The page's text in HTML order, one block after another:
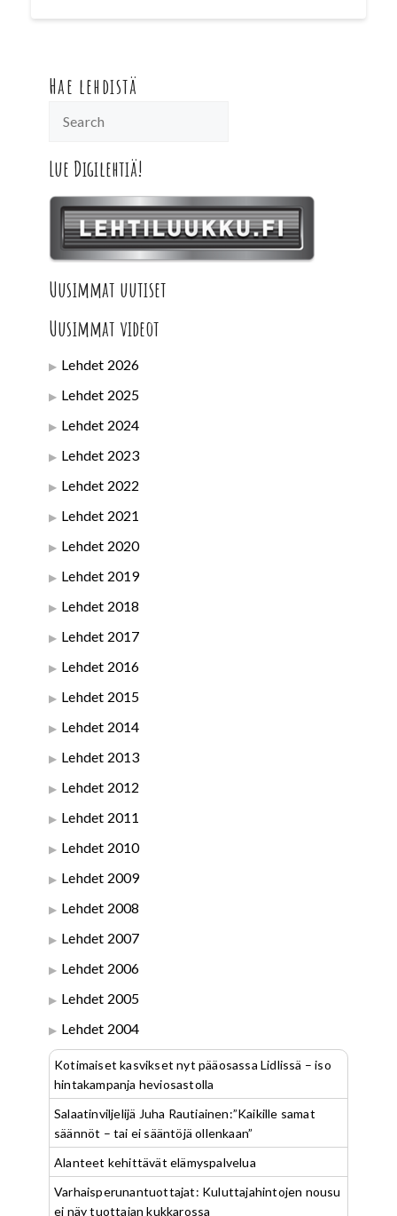
Hae lehdistä
Lue Digilehtiä!
Uusimmat uutiset
Uusimmat videot
Lehdet 2026
Lehdet 2025
Lehdet 2024
Lehdet 2023
Lehdet 2022
Lehdet 2021
Lehdet 2020
Lehdet 2019
Lehdet 2018
Lehdet 2017
Lehdet 2016
Lehdet 2015
Lehdet 2014
Lehdet 2013
Lehdet 2012
Lehdet 2011
Lehdet 2010
Lehdet 2009
Lehdet 2008
Lehdet 2007
Lehdet 2006
Lehdet 2005
Lehdet 2004
Kotimaiset kasvikset nyt pääosassa Lidlissä – iso
hintakampanja heviosastolla
Salaatinviljelijä Juha Rautiainen:”Kaikille samat
säännöt – tai ei sääntöjä ollenkaan”
Alanteet kehittävät elämyspalvelua
Varhaisperunantuottajat: Kuluttajahintojen nousu
ei näy tuottajan kukkarossa